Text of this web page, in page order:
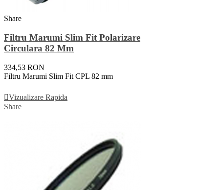
Share
Filtru Marumi Slim Fit Polarizare
Circulara 82 Mm
334,53 RON
Filtru Marumi Slim Fit CPL 82 mm
Vizualizare Rapida
Share